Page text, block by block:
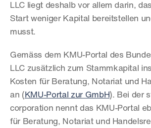
LLC liegt deshalb vor allem darin,
Start weniger Kapital bereitstellen
musst.
Gemäss dem KMU-Portal des
LLC zusätzlich zum Stammkapital
Kosten für Beratung, Notariat und
an ( KMU-Portal zur GmbH). Bei der
corporation nennt das KMU-Portal
für Beratung, Notariat und